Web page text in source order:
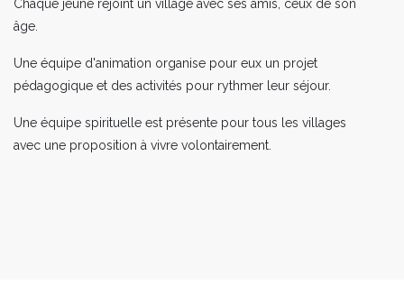
Chaque jeune rejoint un village avec ses amis, ceux de son
âge.
Une équipe d'animation organise pour eux un projet
pédagogique et des activités pour rythmer leur séjour.
Une équipe spirituelle est présente pour tous les villages
avec une proposition à vivre volontairement.